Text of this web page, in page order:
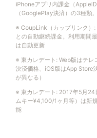
iPhoneアプリ内課金（
（GooglePlay決済）の3種類
※ CoupLink（カップリンク） :
との自動継続課金。利用期間
は自動更新
※ 東カレデート : Web版はテレ
決済価格、iOS版はApp Store
が異なる）
※ 東カレデート : 2017年5月24
ムキー¥4,100/1ヶ月等）は新
能